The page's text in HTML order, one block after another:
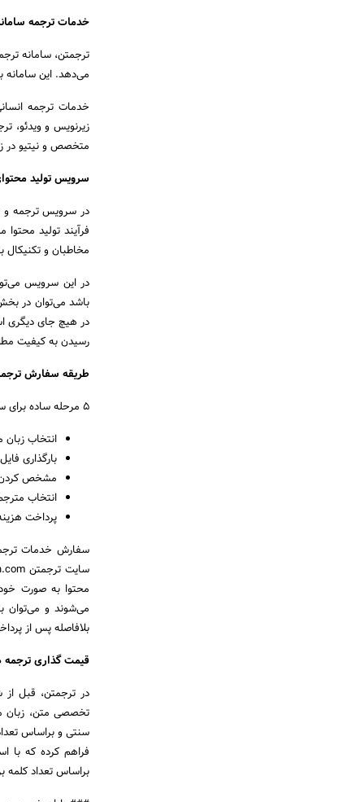
خدمات ترجمه
ترجمتن، سامانه
می‌دهد. این سامانه به
خدمات ترجمه
زیرنویس و ویدئو،
متخصص و نیتیو در
سرویس تولید
در سرویس ترجمه و
فرآیند تولید
مخاطبان و
در این سرویس
باشد می‌توان در
در هیچ جای دیگری
رسیدن به کیفیت
طریقه سفارش
5 مرحله ساده برای سفارش ترجمه انسانی:
انتخاب
بارگذاری
مشخص کردن
انتخاب
پرداخت
سفارش خدمات
محتوا به صورت
می‌شوند و می‌توان
بلافاصله پس از
قیمت گذاری ترجمه
در ترجمتن، قبل
تخصصی متن، زبان
سنتی و براساس
فراهم کرده که با
براساس تعداد کلمه